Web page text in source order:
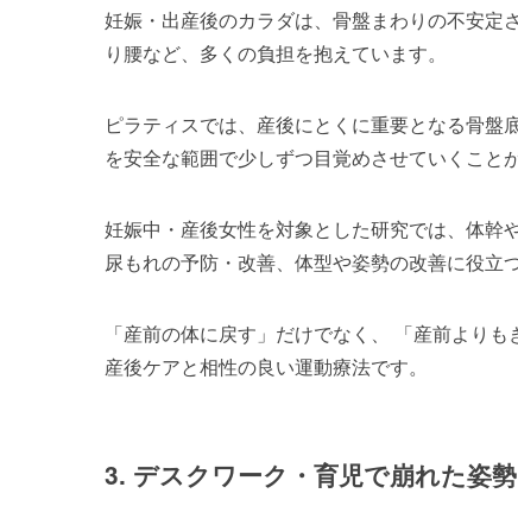
妊娠・出産後のカラダは、骨盤まわりの不安定
り腰など、多くの負担を抱えています。
ピラティスでは、産後にとくに重要となる骨盤
を安全な範囲で少しずつ目覚めさせていくこと
妊娠中・産後女性を対象とした研究では、体幹
尿もれの予防・改善、体型や姿勢の改善に役立
「産前の体に戻す」だけでなく、 「産前より
産後ケアと相性の良い運動療法です。
3. デスクワーク・育児で崩れた姿